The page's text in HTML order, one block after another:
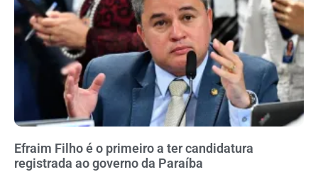
Efraim Filho é o primeiro a ter candidatura
registrada ao governo da Paraíba